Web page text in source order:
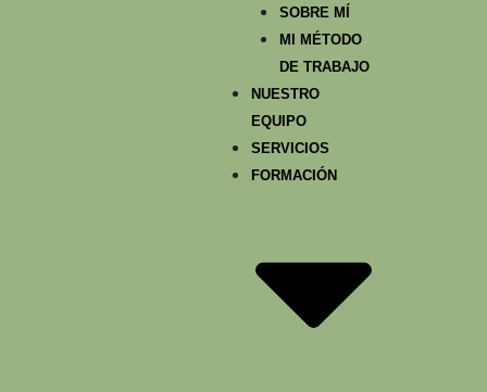
SOBRE MÍ
MI MÉTODO
DE TRABAJO
NUESTRO
EQUIPO
SERVICIOS
FORMACIÓN